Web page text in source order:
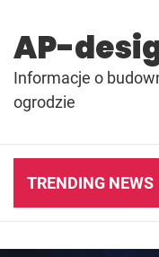
content
AP-
Informacje o
ogrodzie
TRENDING NEWS
gastronomiczne –
się najlepiej?